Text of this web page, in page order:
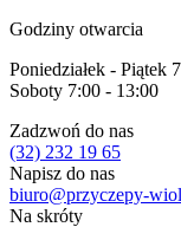
Godziny otwarcia
Poniedziałek - Piątek
Soboty 7:00 - 13:00
Zadzwoń do nas
(32) 232 19 65
Napisz do nas
biuro@przyczepy-
Na skróty